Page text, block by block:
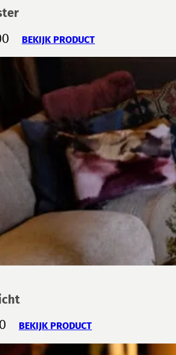
BEKIJK PRODUCT
BEKIJK PRODUCT